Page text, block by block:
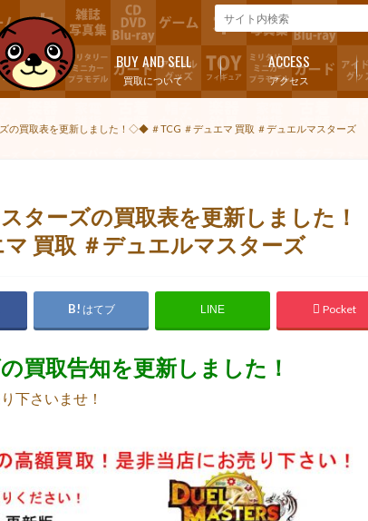
買取について
BUY AND SELL
アクセス
ACCESS
買取表を更新しました！◇◆ ＃TCG ＃デュエマ 買取 ＃デュエルマスターズ
ーズの買取表を更新しました！
買取 ＃デュエルマスターズ
はてブ LINE Pocket
買取告知を更新しました！
下さいませ！